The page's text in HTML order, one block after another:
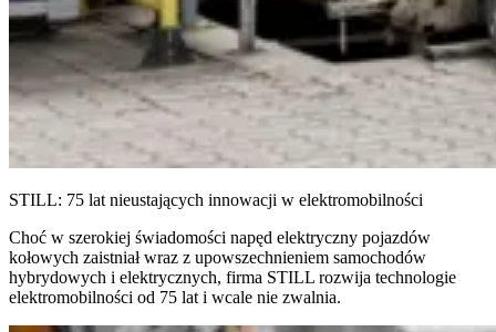
STILL: 75 lat nieustających innowacji w elektromobilności
Choć w szerokiej świadomości napęd elektryczny pojazdów
kołowych zaistniał wraz z upowszechnieniem samochodów
hybrydowych i elektrycznych, firma STILL rozwija technologie
elektromobilności od 75 lat i wcale nie zwalnia.